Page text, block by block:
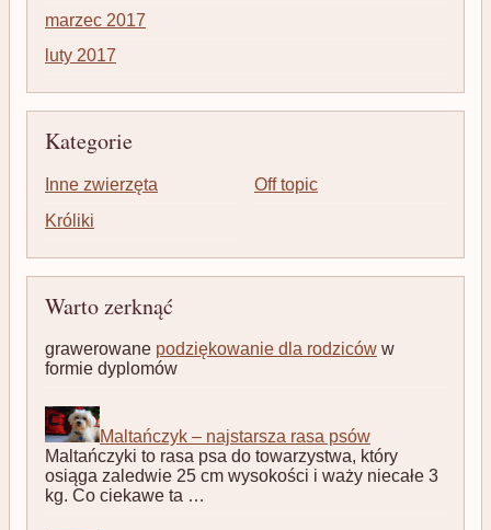
marzec 2017
luty 2017
Kategorie
Inne zwierzęta
Króliki
Off topic
Warto zerknąć
grawerowane podziękowanie dla rodziców w
formie dyplomów
Maltańczyk – najstarsza rasa psów
Maltańczyki to rasa psa do towarzystwa, który
osiąga zaledwie 25 cm wysokości i waży niecałe 3
kg. Co ciekawe ta …